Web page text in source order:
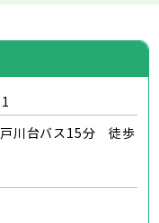
川台バス15分 徒歩